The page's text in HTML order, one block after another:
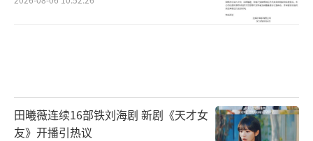
田曦薇连续16部铁刘海剧 新剧《天才女
友》开播引热议